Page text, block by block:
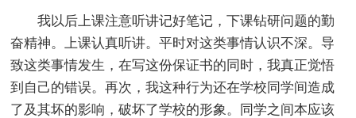
我以后上课注意听讲记好笔记，下课钻研问题的勤
奋精神。上课认真听讲。平时对这类事情认识不深。导
致这类事情发生，在写这份保证书的同时，我真正觉悟
到自己的错误。再次，我这种行为还在学校同学间造成
了及其坏的影响，破坏了学校的形象。同学之间本应该